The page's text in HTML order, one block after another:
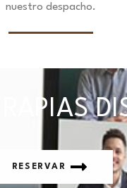
nuestro despacho.
RESERVAR